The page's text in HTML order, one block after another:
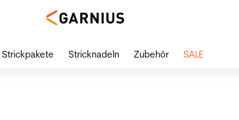
Strickpakete Stricknadeln Zubehör SALE